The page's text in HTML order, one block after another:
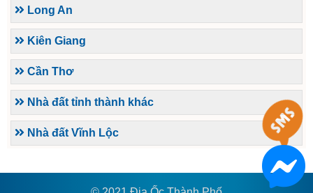
Long An
Kiên Giang
Cần Thơ
Nhà đất tỉnh thành khác
Nhà đất Vĩnh Lộc